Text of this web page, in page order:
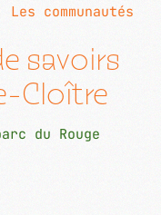
Les communautés
savoirs
Cloître
du Rouge